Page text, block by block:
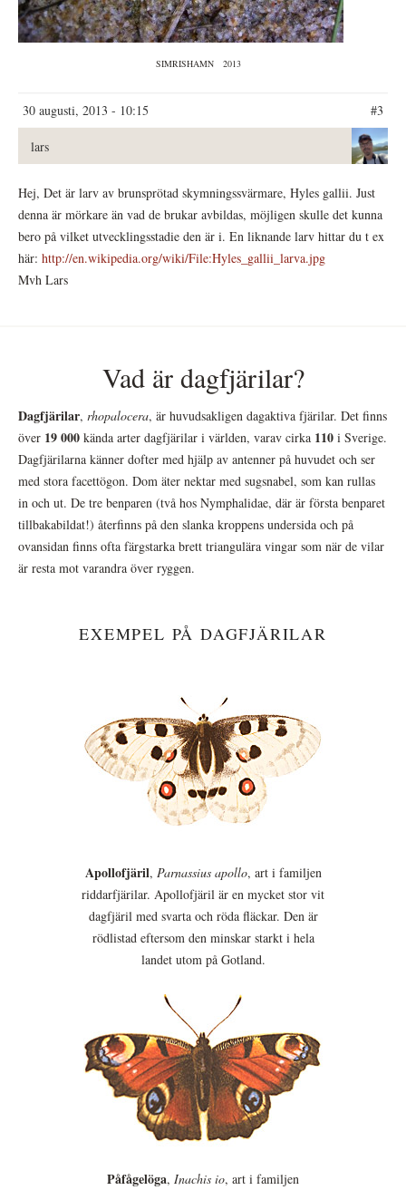
SIMRISHAMN 2013
30 augusti, 2013 - 10:15 #3
lars
Hej, Det är larv av brunsprötad skymningssvärmare, Hyles gallii. Just
denna är mörkare än vad de brukar avbildas, möjligen skulle det kunna
bero på vilket utvecklingsstadie den är i. En liknande larv hittar du t ex
här: http://en.wikipedia.org/wiki/File:Hyles_gallii_larva.jpg
Mvh Lars
Vad är dagfjärilar?
Dagfjärilar, rhopalocera, är huvudsakligen dagaktiva fjärilar. Det finns
över 19 000 kända arter dagfjärilar i världen, varav cirka 110 i Sverige.
Dagfjärilarna känner dofter med hjälp av antenner på huvudet och ser
med stora facettögon. Dom äter nektar med sugsnabel, som kan rullas
in och ut. De tre benparen (två hos Nymphalidae, där är första benparet
tillbakabildat!) återfinns på den slanka kroppens undersida och på
ovansidan finns ofta färgstarka brett triangulära vingar som när de vilar
är resta mot varandra över ryggen.
EXEMPEL PÅ DAGFJÄRILAR
Apollofjäril, Parnassius apollo, art i familjen
riddarfjärilar. Apollofjäril är en mycket stor vit
dagfjäril med svarta och röda fläckar. Den är
rödlistad eftersom den minskar starkt i hela
landet utom på Gotland.
Påfågelöga, Inachis io, art i familjen